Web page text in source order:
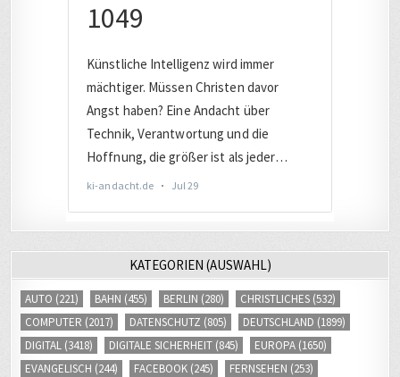
KATEGORIEN (AUSWAHL)
AUTO (221) BAHN (455) BERLIN (280) CHRISTLICHES (532)
COMPUTER (2017) DATENSCHUTZ (805) DEUTSCHLAND (1899)
DIGITAL (3418) DIGITALE SICHERHEIT (845) EUROPA (1650)
EVANGELISCH (244) FACEBOOK (245) FERNSEHEN (253)